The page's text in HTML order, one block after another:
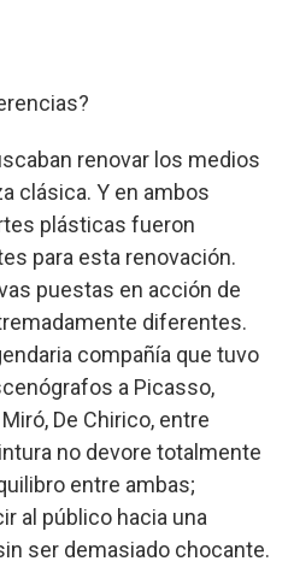
renovar los medios
clásica. Y en ambos
plásticas fueron
para esta renovación.
puestas en acción de
diferentes.
compañía que tuvo
a Picasso,
De Chirico, entre
no devore totalmente
entre ambas;
al público hacia una
ser demasiado chocante.